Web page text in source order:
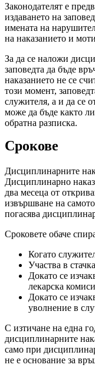
Законодателят е
издаването на
имената на
на наказанието и
За да се наложи
заповедта да бъде
наказанието не се
този момент,
служителя, а и да се
може да бъде както
обратна разписка.
Срокове
Дисциплинарните
Дисциплинарно
два месеца от
извършване на
погасява
Сроковете обаче
Когато
Участва в
Докато се
лекарска
Докато се
уволнение в
С изтичане на една
дисциплинарните
само при
не е основание за